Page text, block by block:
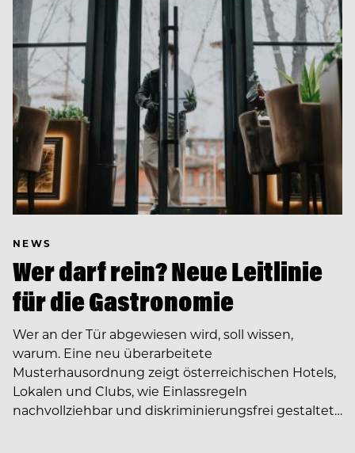
NEWS
Wer darf rein? Neue Leitlinie
für die Gastronomie
Wer an der Tür abgewiesen wird, soll wissen,
warum. Eine neu überarbeitete
Musterhausordnung zeigt österreichischen Hotels,
Lokalen und Clubs, wie Einlassregeln
nachvollziehbar und diskriminierungsfrei gestaltet…